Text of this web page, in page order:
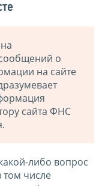
о
на сайте
сайта ФНС
либо вопрос
том числе